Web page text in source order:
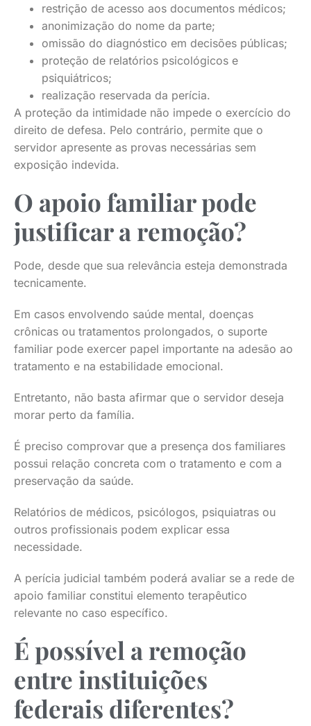
restrição de acesso aos documentos médicos;
anonimização do nome da parte;
omissão do diagnóstico em decisões públicas;
proteção de relatórios psicológicos e
psiquiátricos;
realização reservada da perícia.
A proteção da intimidade não impede o exercício do
direito de defesa. Pelo contrário, permite que o
servidor apresente as provas necessárias sem
exposição indevida.
O apoio familiar pode
justificar a remoção?
Pode, desde que sua relevância esteja demonstrada
tecnicamente.
Em casos envolvendo saúde mental, doenças
crônicas ou tratamentos prolongados, o suporte
familiar pode exercer papel importante na adesão ao
tratamento e na estabilidade emocional.
Entretanto, não basta afirmar que o servidor deseja
morar perto da família.
É preciso comprovar que a presença dos familiares
possui relação concreta com o tratamento e com a
preservação da saúde.
Relatórios de médicos, psicólogos, psiquiatras ou
outros profissionais podem explicar essa
necessidade.
A perícia judicial também poderá avaliar se a rede de
apoio familiar constitui elemento terapêutico
relevante no caso específico.
É possível a remoção
entre instituições
federais diferentes?